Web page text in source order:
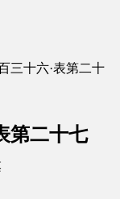
三十六·表第二十
第二十七